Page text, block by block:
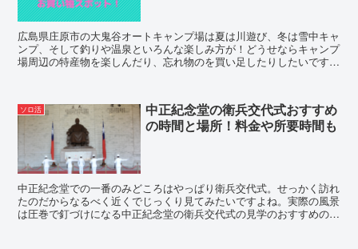
広島県庄原市の大鬼谷オートキャンプ場は夏は川遊び、冬は雪中キャ
ンプ、そして釣りや温泉といろんな楽しみ方が！どうせならキャンプ
場周辺の特産物を楽しんだり、忘れ物のを買い足したりしたいですよ
ソロ活
中正紀念堂の衛兵交代式おすすめ
の時間と場所！料金や所要時間も
中正紀念堂での一番のみどころはやっぱり衛兵交代式。せっかく訪れ
たのだからなるべく近くでじっくり見てみたいですよね。実際の風景
は圧巻で釘づけになる中正紀念堂の衛兵交代式の見学のおすすめの時